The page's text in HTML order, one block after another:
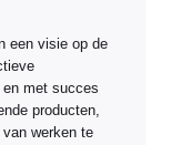
een visie op de
met succes
producten,
werken te